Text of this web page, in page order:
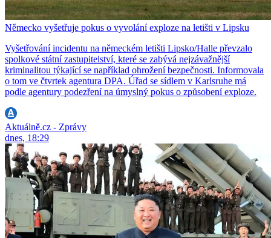
Německo vyšetřuje pokus o vyvolání exploze na letišti v Lipsku
Vyšetřování incidentu na německém letišti Lipsko/Halle převzalo
spolkové státní zastupitelství, které se zabývá nejzávažnější
kriminalitou týkající se například ohrožení bezpečnosti. Informovala
o tom ve čtvrtek agentura DPA. Úřad se sídlem v Karlsruhe má
podle agentury podezření na úmyslný pokus o způsobení exploze.
Aktuálně.cz - Zprávy
dnes, 18:29